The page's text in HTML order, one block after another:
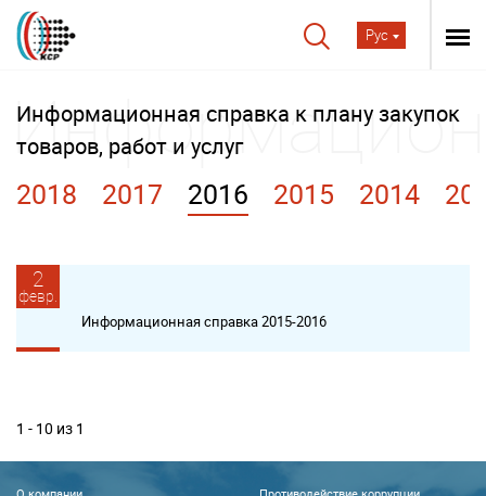
Рус
Информационная справка к плану закупок
товаров, работ и услуг
2018 2017 2016 2015 2014
2
февр.
Информационная справка 2015-2016
1 - 10 из 1